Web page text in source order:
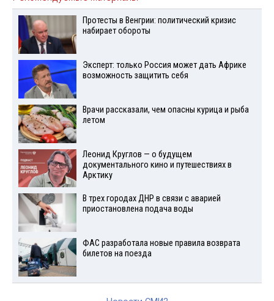
Протесты в Венгрии: политический кризис
набирает обороты
Эксперт: только Россия может дать Африке
возможность защитить себя
Врачи рассказали, чем опасны курица и рыба
летом
Леонид Круглов — о будущем
документального кино и путешествиях в
Арктику
В трех городах ДНР в связи с аварией
приостановлена подача воды
ФАС разработала новые правила возврата
билетов на поезда